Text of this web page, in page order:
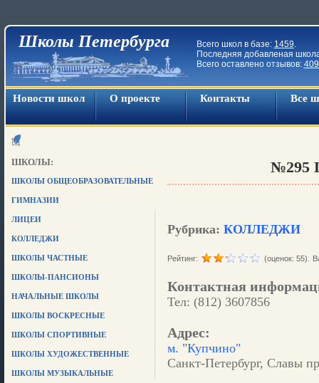
Школы Петербурга Всего школ в базе: 1459.
Последняя добавленая
Всего оставлено отзывов:
Новости школ О проекте Контакты Все
ШКОЛЫ:
ШКОЛЫ ОБЩЕОБРАЗОВАТЕЛЬНЫЕ
ГИМНАЗИИ
ЛИЦЕИ
КОЛЛЕДЖИ
ШКОЛЫ ЧАСТНЫЕ
ШКОЛЫ-ПАНСИОНЫ
НАЧАЛЬНЫЕ ШКОЛЫ
ШКОЛЫ ВОСКРЕСНЫЕ
ШКОЛЫ СПОРТИВНЫЕ
ШКОЛЫ ХУДОЖЕСТВЕННЫЕ
ШКОЛЫ МУЗЫКАЛЬНЫЕ
№295
Рубрика: КОЛЛЕДЖИ
Рейтинг: (оценок: 55).
Контактная
Тел: (812) 3607856
Адрес:
м. "Купчино"
Санкт-Петербург, Славы